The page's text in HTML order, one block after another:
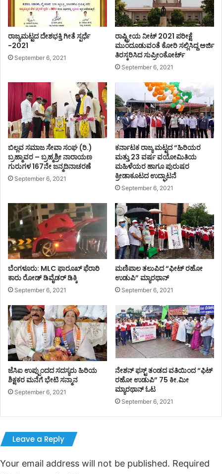
,
ಸಾ
ಮಾ
ಜಿ
ಕ
ರ್
ಯ
ಕ್
ರ
ಮ
ರ
ದ್
ದು
.
.
ರಾಜ್ಯಮಟ್ಟದ ದೇಶಭಕ್ತಿ ಗೀತೆ ಸ್ಪರ್ಧೆ
-2021
September 6, 2021
ರಾಷ್ಟ್ರೀಯ ನೀಟ್ 2021 ಪರೀಕ್ಷೆ
ಮುಂದೂಡುವಂತೆ ಕೋರಿ ಸಲ್ಲಿಸಿದ್ದ ಅರ್ಜಿ
ತಿರಸ್ಕರಿಸಿದ ಸುಪ್ರೀಂಕೋರ್ಟ್
September 6, 2021
ಬಿಲ್ಲವ ಸಮಾಜ ಸೇವಾ ಸಂಘ (ರಿ.)
ಬ್ರಹ್ಮಾವರ – ಬ್ರಹ್ಮಶ್ರೀ ನಾರಾಯಣ
ಗುರುಗಳ 167ನೇ ಜನ್ಮದಿನಾಚರಣೆ
September 6, 2021
ಕರ್ನಾಟಕ ರಾಜ್ಯ ಮಟ್ಟದ “ಹಿರಿಯರ
ಮತ್ತು 23 ವರ್ಷ ವಯೋಮಿತಿಯ
ಮಹಿಳೆಯರ ಹಾಗೂ ಪುರುಷರ
ಕ್ರೀಡಾಕೂಟದ ಉದ್ಘಾಟನೆ
September 6, 2021
ಬೆಂಗಳೂರು: MLC ಫಾರೂಖ್ ಫೆರಾರಿ
ಕಾರು ರೋಡ್​​ ಡಿವೈಡರ್​​ ಡಿಕ್ಕಿ
September 6, 2021
ಮಣಿಪಾಲ ತಲುಪಿದ “ಫೀಟ್ ರಹೋ
ಉಡುಪಿ” ಮ್ಯಾರಥಾನ್
September 6, 2021
ಜೆಸಿಐ ಉಪ್ಪುಂದದ ಸದಸ್ಯರು ಹಿರಿಯ
ಶಿಕ್ಷಕರ ಮನೆಗೆ ಭೇಟಿ ಸನ್ಮಾನ
September 6, 2021
ನೇಶನ್ ಫಸ್ಟ್ ತಂಡದ ವತಿಯಿಂದ “ಫಿಟ್
ರಹೋ ಉಡುಪಿ” 75 ಕೀ.ಮೀ
ಮ್ಯಾರಥಾನ್ ಓಟ
September 6, 2021
Leave a Reply
Your email address will not be published. Required